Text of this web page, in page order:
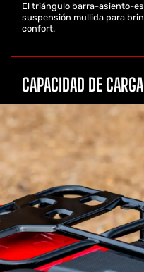
El triángulo barra-asiento-
suspensión mullida para
confort.
CAPACIDAD DE CARGA